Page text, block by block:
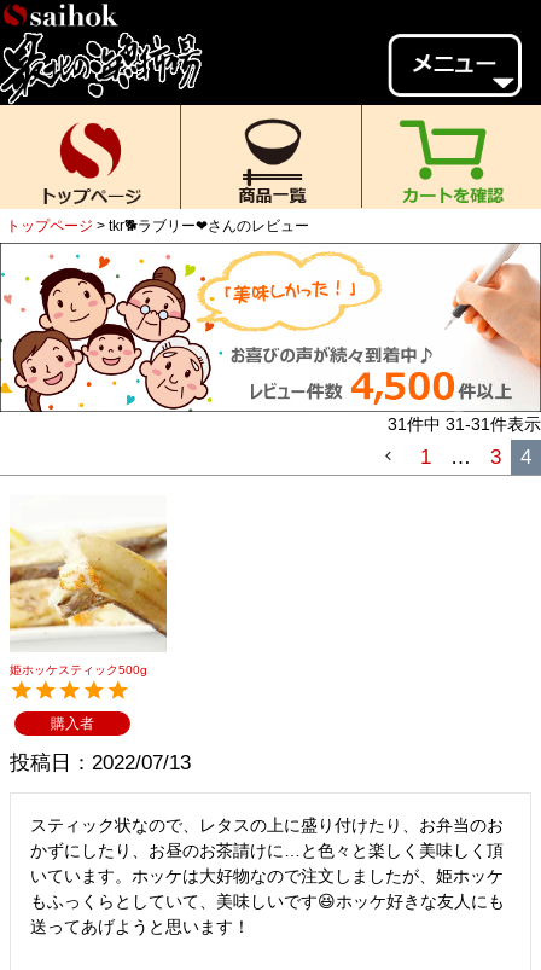
会員様メニュー
ゲスト
様、
いらっしゃいませ。
ご来店ありがとうございます。
新規会員登録
MYページ MYクーポン
ポイント履歴 お気に入り
レビュー投稿 閲覧履歴
返品について
メルマガ登録
特定商取引法表示
トップページ tkr🐕ラブリー❤さんのレビュー
31件中 31-31件表示
1 … 3 4
姫ホッケスティック500g
購入者
投稿日 2022/07/13
スティック状なので、レタスの上に盛り付けたり、お弁当のお
かずにしたり、お昼のお茶請けに…と色々と楽しく美味しく頂
いています。ホッケは大好物なので注文しましたが、姫ホッケ
もふっくらとしていて、美味しいです😆ホッケ好きな友人にも
送ってあげようと思います！